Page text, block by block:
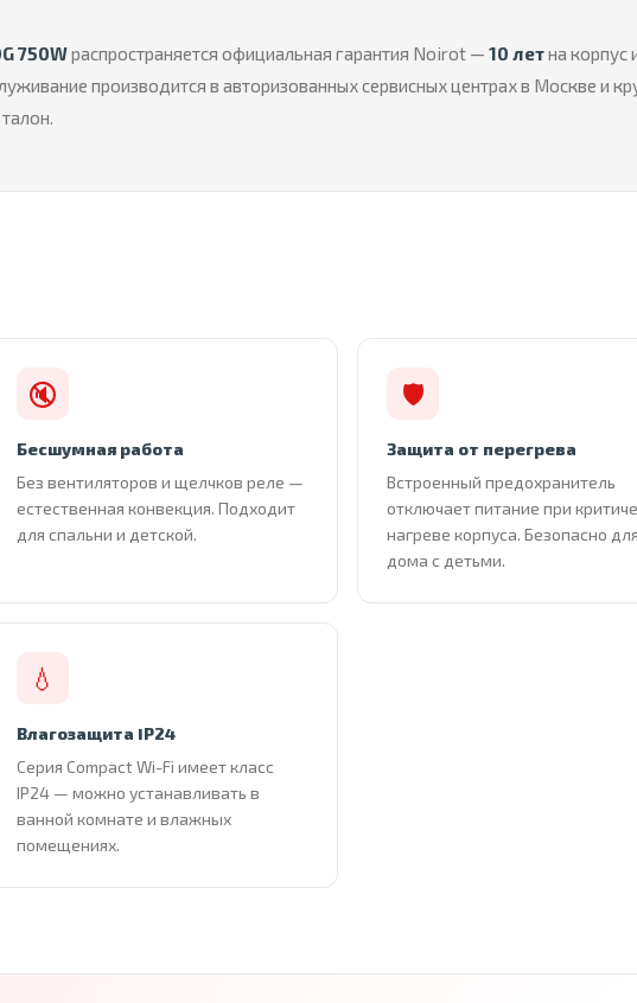
750Wраспространяется официальная гарантия Noirot — 10 летна корпус
производится в авторизованных сервисных центрах в Москве и
🔇
Бесшумная работа
Без вентиляторов и щелчков реле —
естественная конвекция. Подходит
для спальни и детской.
🛡
Защита от перегрева
Встроенный предохранитель
отключает питание при
нагреве корпуса. Безопасно для
дома с детьми.
💧
Влагозащита IP24
Серия Compact Wi-Fi имеет класс
IP24 — можно устанавливать в
ванной комнате и влажных
помещениях.